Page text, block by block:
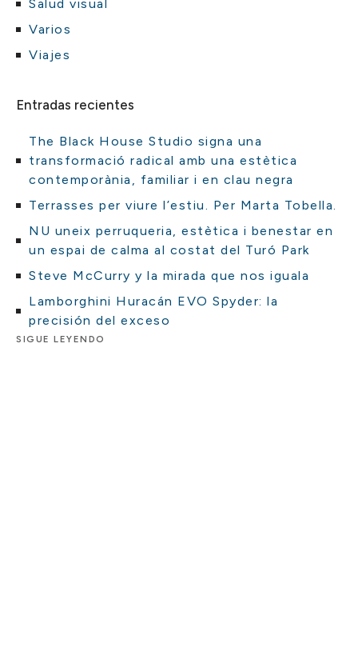
Salud visual
Varios
Viajes
Entradas recientes
The Black House Studio signa una
transformació radical amb una estètica
contemporània, familiar i en clau negra
Terrasses per viure l’estiu. Per Marta Tobella.
NU uneix perruqueria, estètica i benestar en
un espai de calma al costat del Turó Park
Steve McCurry y la mirada que nos iguala
Lamborghini Huracán EVO Spyder: la
precisión del exceso
SIGUE LEYENDO